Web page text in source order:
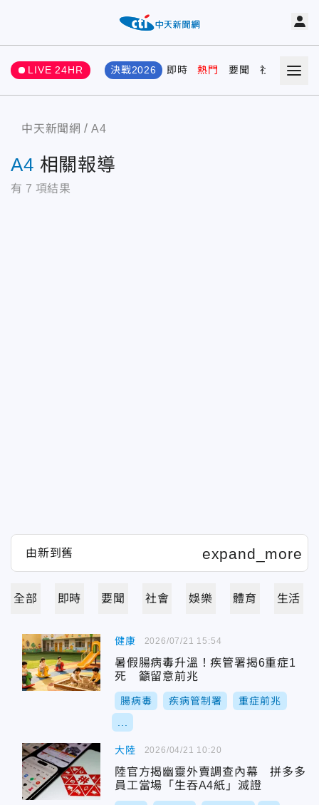
LIVE 24HR 決戰2026 即時 熱門 要聞 社會 娛樂
中天新聞網 A4
A4 相關報導
有 7 項結果
全部 即時 要聞 社會 娛樂 體育 生活
健康
暑假腸病毒升溫！疾管署揭6重症1
死 籲留意前兆
腸病毒 疾病管制署 重症前兆
2026/07/21 15:54
大陸
陸官方揭幽靈外賣調查內幕 拼多多
員工當場「生吞A4紙」滅證
2026/04/21 10:20